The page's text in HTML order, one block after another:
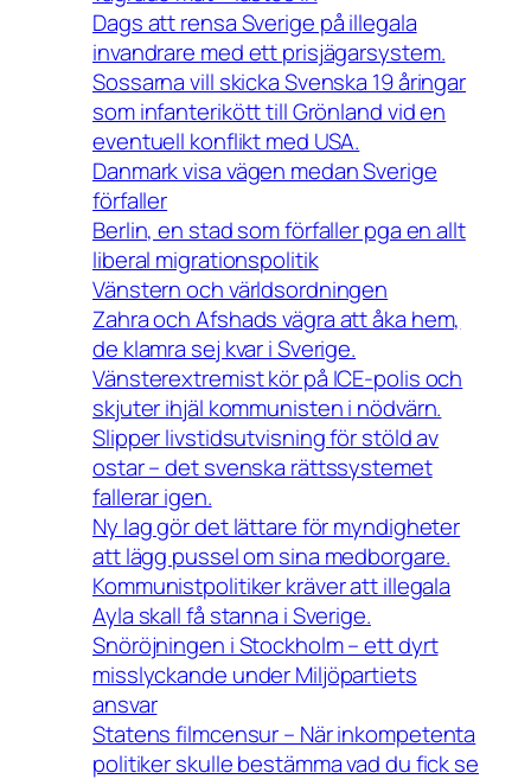
Dags att rensa Sverige på illegala
invandrare med ett prisjägarsystem.
Sossarna vill skicka Svenska 19 åringar
som infanterikött till Grönland vid en
eventuell konflikt med USA.
Danmark visa vägen medan Sverige
förfaller
Berlin, en stad som förfaller pga en allt
liberal migrationspolitik
Vänstern och världsordningen
Zahra och Afshads vägra att åka hem,
de klamra sej kvar i Sverige.
Vänsterextremist kör på ICE-polis och
skjuter ihjäl kommunisten i nödvärn.
Slipper livstidsutvisning för stöld av
ostar – det svenska rättssystemet
fallerar igen.
Ny lag gör det lättare för myndigheter
att lägg pussel om sina medborgare.
Kommunistpolitiker kräver att illegala
Ayla skall få stanna i Sverige.
Snöröjningen i Stockholm – ett dyrt
misslyckande under Miljöpartiets
ansvar
Statens filmcensur – När inkompetenta
politiker skulle bestämma vad du fick se